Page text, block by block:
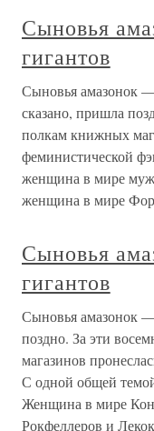
Сыновья
гигантов
Сыновья амазонок
сказано, пришла
полкам книжных
феминистической
женщина в мире
женщина в мире
Сыновья
гигантов
Сыновья амазонок
поздно. За эти
магазинов
С одной общей
Женщина в мире
Рокфеллеров и